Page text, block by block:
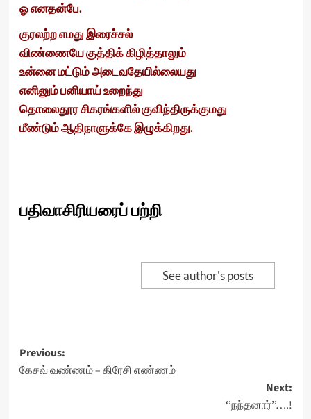
ஓ எனதன்பே.
குரலற்ற எமது இரைச்சல்
விண்ணையே குத்திக் கிழித்தாலும்
உன்னை மட்டும் அடைவதேயில்லையது
எனினும் பனியாய் உறைந்து
தொலைதூர சிகரங்களில் குவிந்திருக்குமது
மீண்டும் ஆதிநாளுக்கே இழுக்கிறது.
பதிவாசிரியரைப் பற்றி
See author's posts
Post
navigation
Previous:
கேசவ் வண்ணம் – கிரேசி எண்ணம்
Next:
‘’நந்தனார்’’….!